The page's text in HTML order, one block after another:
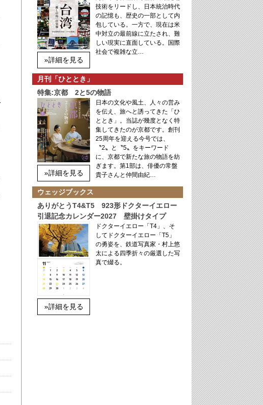
»詳細を見る
技術をリードし、日本統治時代
の記憶も、歴史の一部として内
包している。一方で、現在は米
中対立の最前線に立たされ、難
しい現実に直面している。国際
社会で複雑な立…
月刊「ひととき」
特集:京都 2と5の物語
»詳細を見る
日本の文化や風土、人々の営み
を伝え、旅へと誘ってきた「ひ
ととき」。当誌が幾度となく特
集してきたのが京都です。創刊
25周年を迎える今号では、
〝2〟と〝5〟をキーワード
に、京都で新たな旅の物語を紡
ぎます。第1部は、俳優の常盤
貴子さんと仲間由紀…
ウェッジブックス
ありがとうT4&T5 923形ドクターイエロー
引退記念カレンダー2027 壁掛けタイプ
»詳細を見る
ドクターイエロー「T4」、そ
してドクターイエロー「T5」
の勇姿を、鉄道写真家・村上悠
太による四季折々の厳選した写
真で綴る。